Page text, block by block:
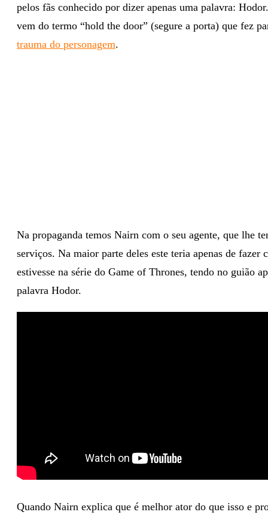
pelos fãs conhecido por dizer apenas uma palavra:
vem do termo “hold the door” (segure a porta) que fez
trauma do personagem.
Na propaganda temos Nairn com o seu agente, que lhe
serviços. Na maior parte deles este teria apenas de fazer
estivesse na série do Game of Thrones, tendo no guião
palavra Hodor.
Quando Nairn explica que é melhor ator do que isso e